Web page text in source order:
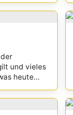
und vieles
heute